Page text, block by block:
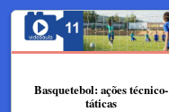
Basquetebol: ações técnico-
táticas